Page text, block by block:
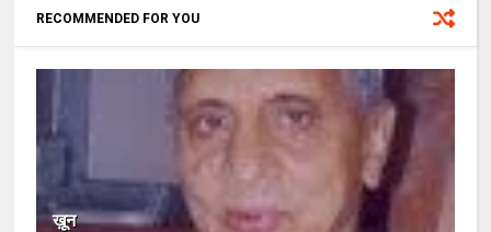
RECOMMENDED FOR YOU
ख़ून